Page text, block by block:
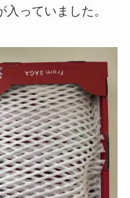
っていました。